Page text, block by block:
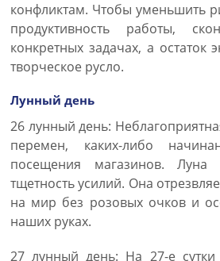
конфликтам. Чтобы уменьшить
продуктивность работы,
конкретных задачах, а остаток
творческое русло.
Лунный день
26 лунный день:
перемен, каких-либо
посещения магазинов. Луна
тщетность усилий. Она
на мир без розовых очков и
наших руках.
27 лунный день: На 27-е сутки